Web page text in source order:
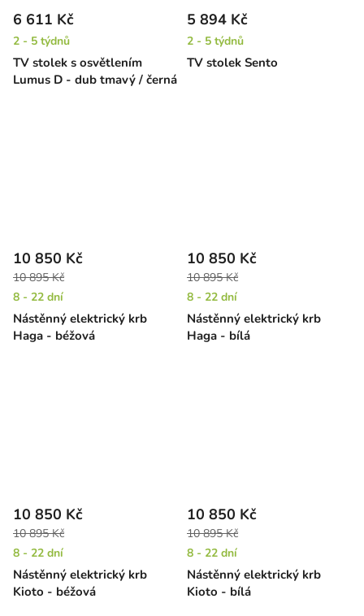
TV stolek s osvětlením
Lumus D - dub tmavý / černá
6 611 Kč
2 - 5 týdnů
TV stolek Sento
5 894 Kč
2 - 5 týdnů
Nástěnný elektrický krb
Haga - béžová
10 850 Kč
10 895 Kč
8 - 22 dní
Nástěnný elektrický krb
Haga - bílá
10 850 Kč
10 895 Kč
8 - 22 dní
Nástěnný elektrický krb
Kioto - béžová
10 850 Kč
10 895 Kč
8 - 22 dní
Nástěnný elektrický krb
Kioto - bílá
10 850 Kč
10 895 Kč
8 - 22 dní